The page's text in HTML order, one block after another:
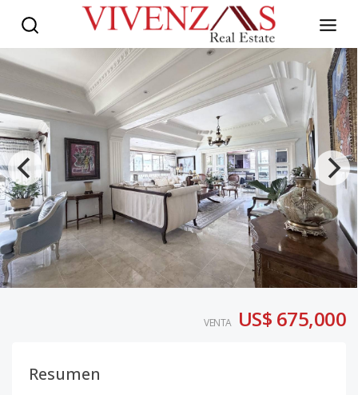
VENTA US$ 675,000
Resumen